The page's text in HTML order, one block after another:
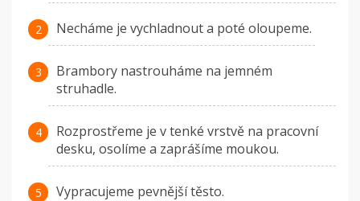
Necháme je vychladnout a poté oloupeme.
Brambory nastrouháme na jemném
struhadle.
Rozprostřeme je v tenké vrstvě na pracovní
desku, osolíme a zaprášíme moukou.
Vypracujeme pevnější těsto.